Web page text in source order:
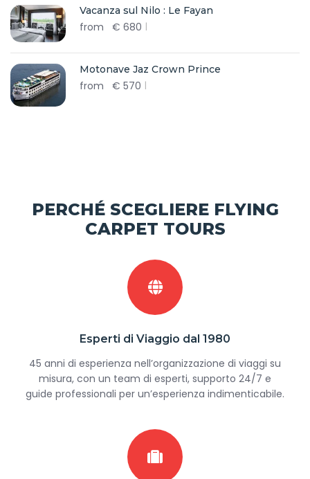
Vacanza sul Nilo : Le Fayan
from € 680
Motonave Jaz Crown Prince
from € 570
PERCHÉ SCEGLIERE FLYING
CARPET TOURS
Esperti di Viaggio dal 1980
45 anni di esperienza nell’organizzazione di viaggi su
misura, con un team di esperti, supporto 24/7 e
guide professionali per un’esperienza indimenticabile.